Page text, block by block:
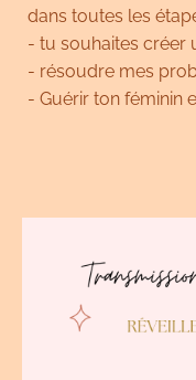
dans toutes les
- tu souhaites créer
- résoudre mes
- Guérir ton féminin